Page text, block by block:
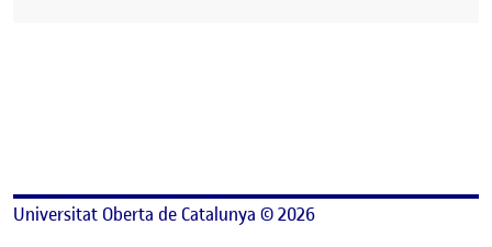
Universitat Oberta de Catalunya © 2026